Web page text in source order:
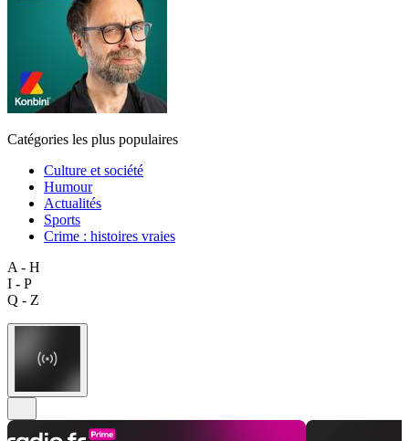
Catégories les plus populaires
Culture et société
Humour
Actualités
Sports
Crime : histoires vraies
A - H
I - P
Q - Z